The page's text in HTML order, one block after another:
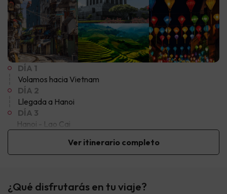
DÍA 1
Volamos hacia Vietnam
DÍA 2
Llegada a Hanoi
DÍA 3
Hanoi - Lao Cai
Ver itinerario completo
¿Qué disfrutarás en tu viaje?